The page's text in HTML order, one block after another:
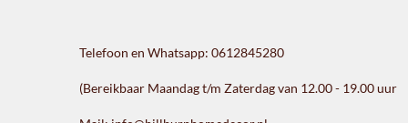
Telefoon en Whatsapp: 0612845280
(Bereikbaar Maandag t/m Zaterdag van 12.00 - 19.00 uur